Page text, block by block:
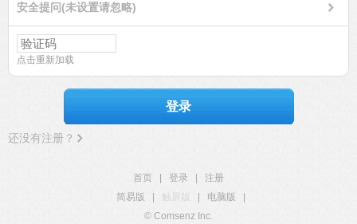
安全提问(未设置请忽略)
点击重新加载
登录
还没有注册？
首页 登录
注册
简易版
触屏版 电脑版
© Comsenz Inc.